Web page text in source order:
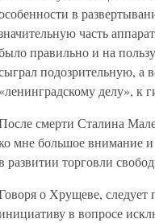
в
часть
правильно и на
подозрительную, а
«ленинградскому делу», к
смерти Сталина
мне большое внимание
развитии торговли
о Хрущеве, следует
в вопросе